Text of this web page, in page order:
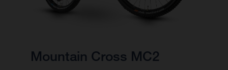
Mountain Cross MC2